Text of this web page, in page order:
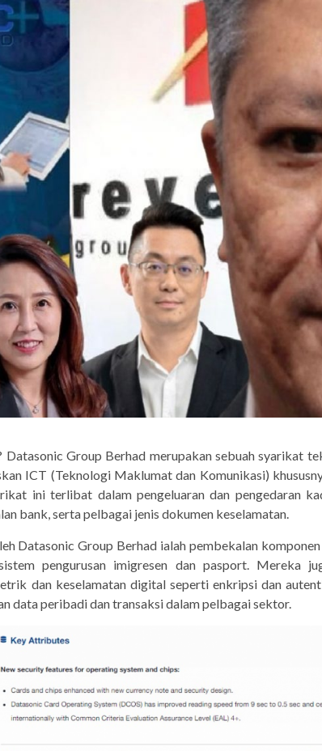
Datasonic Group Berhad merupakan sebuah syarikat
ICT (Teknologi Maklumat dan Komunikasi)
ini terlibat dalam pengeluaran dan pengedaran
bank, serta pelbagai jenis dokumen keselamatan.
Datasonic Group Berhad ialah pembekalan
pengurusan imigresen dan pasport. Mereka
dan keselamatan digital seperti enkripsi dan
data peribadi dan transaksi dalam pelbagai sektor.